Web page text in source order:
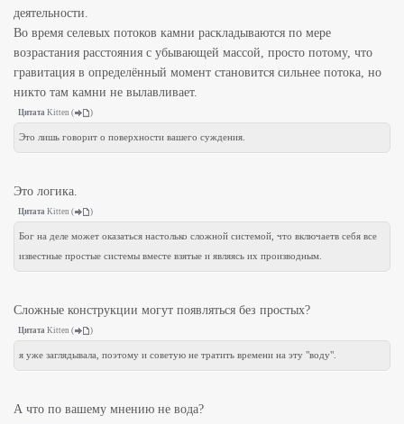
деятельности.
Во время селевых потоков камни раскладываются по мере
возрастания расстояния с убывающей массой, просто потому, что
гравитация в определённый момент становится сильнее потока, но
никто там камни не вылавливает.
Цитата Kitten ( )
Это лишь говорит о поверхности вашего суждения.
Это логика.
Цитата Kitten ( )
Бог на деле может оказаться настолько сложной системой, что включаетв себя все
известные простые системы вместе взятые и являясь их производным.
Сложные конструкции могут появляться без простых?
Цитата Kitten ( )
я уже заглядывала, поэтому и советую не тратить времени на эту "воду".
А что по вашему мнению не вода?